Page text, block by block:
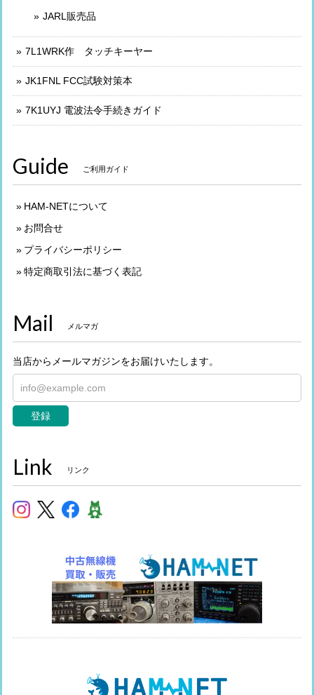
JARL販売品
7L1WRK作 タッチキーヤー
JK1FNL FCC試験対策本
7K1UYJ 電波法令手続きガイド
Guide ご利用ガイド
HAM-NETについて
お問合せ
プライバシーポリシー
特定商取引法に基づく表記
Mail メルマガ
当店からメールマガジンをお届けいたします。
登録
Link リンク